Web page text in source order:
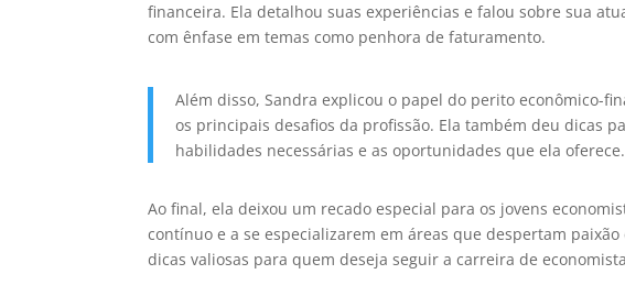
financeira. Ela detalhou suas experiências e falou sobre sua
com ênfase em temas como penhora de faturamento.
Além disso, Sandra explicou o papel do perito econômico-
os principais desafios da profissão. Ela também deu dicas
habilidades necessárias e as oportunidades que ela oferece.
Ao final, ela deixou um recado especial para os jovens
contínuo e a se especializarem em áreas que despertam
dicas valiosas para quem deseja seguir a carreira de